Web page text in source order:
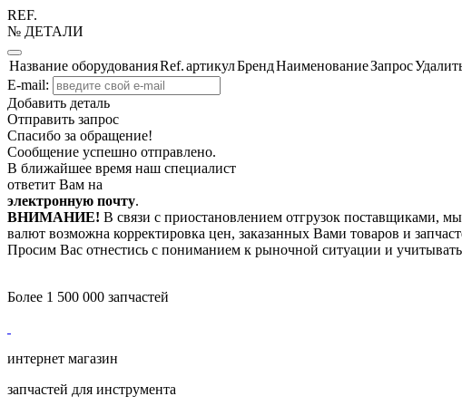
REF.
№ ДЕТАЛИ
Название оборудованияRef.артикулБрендНаименованиеЗапрос
E-mail:
Добавить деталь
Отправить запрос
Спасибо за обращение!
Сообщение успешно отправлено.
В ближайшее время наш специалист
ответит Вам на
электронную почту.
ВНИМАНИЕ! В связи с приостановлением отгрузок поставщиками,
валют возможна корректировка цен, заказанных Вами товаров и
Просим Вас отнестись с пониманием к рыночной ситуации и
Более 1 500 000 запчастей
интернет магазин
запчастей для инструмента